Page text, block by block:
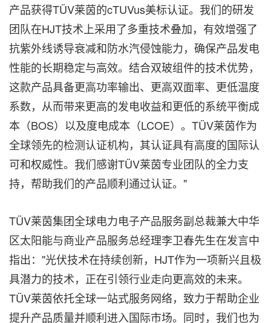
产品获得TÜV莱茵的cTUVus美标认证。我们的研发
团队在HJT技术上采用了多重技术叠加，有效增强了
抗紫外线诱导衰减和防水汽侵蚀能力，确保产品发电
性能的长期稳定与高效。结合双玻组件的技术优势，
这款产品具备更高功率输出、更高双面率、更低温度
系数，从而带来更高的发电收益和更低的系统平衡成
本（BOS）以及度电成本（LCOE）。TÜV莱茵作为
全球领先的检测认证机构，其认证具有高度的国际认
可和权威性。我们感谢TÜV莱茵专业团队的全力支
持，帮助我们的产品顺利通过认证。"
TÜV莱茵集团全球电力电子产品服务副总裁兼大中华
区太阳能与商业产品服务总经理李卫春先生在发言中
指出："光伏技术在持续创新，HJT作为一项新兴且极
具潜力的技术，正在引领行业走向更高效的未来。
TÜV莱茵依托全球一站式服务网络，致力于帮助企业
提升产品质量并顺利进入国际市场。同时，我们也为